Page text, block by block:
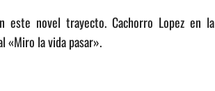
este novel trayecto. Cachorro Lopez en la
«Miro la vida pasar».